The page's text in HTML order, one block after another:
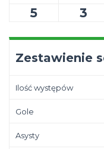
5 3
Zestawienie
Ilość występów
Gole
Asysty